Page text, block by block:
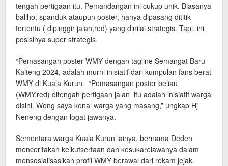
tengah pertigaan itu. Pemandangan ini cukup unik. Biasanya
baliho, spanduk ataupun poster, hanya dipasang dititik
tertentu ( dipinggir jalan,red) yang dinilai strategis. Tapi, ini
posisinya super strategis.
“Pemasangan poster WMY dengan tagline Semangat Baru
Kalteng 2024, adalah murni inisiatif dari kumpulan fans berat
WMY di Kuala Kurun. “Pemasangan poster beliau
(WMY,red) ditengah pertigaan jalan itu adalah inisiatif warga
disini. Wong saya kenal warga yang masang,” ungkap Hj
Neneng dengan logat jawanya.
Sementara warga Kuala Kurun lainya, bernama Deden
menceritakan keikutsertaan dan kesukarelawanya dalam
mensosialisasikan profil WMY berawal dari rekam jejak.